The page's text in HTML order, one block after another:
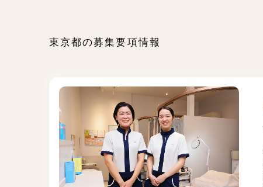
東京都の募集要項情報